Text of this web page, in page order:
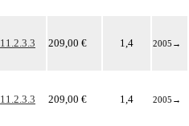
11.2.3.3 209,00 € 1,4 2005 →
11.2.3.3 209,00 € 1,4 2005 →